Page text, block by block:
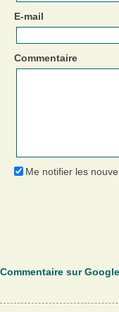
E-mail
Commentaire
Me notifier les
Commentaire sur